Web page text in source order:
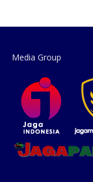
Media Group